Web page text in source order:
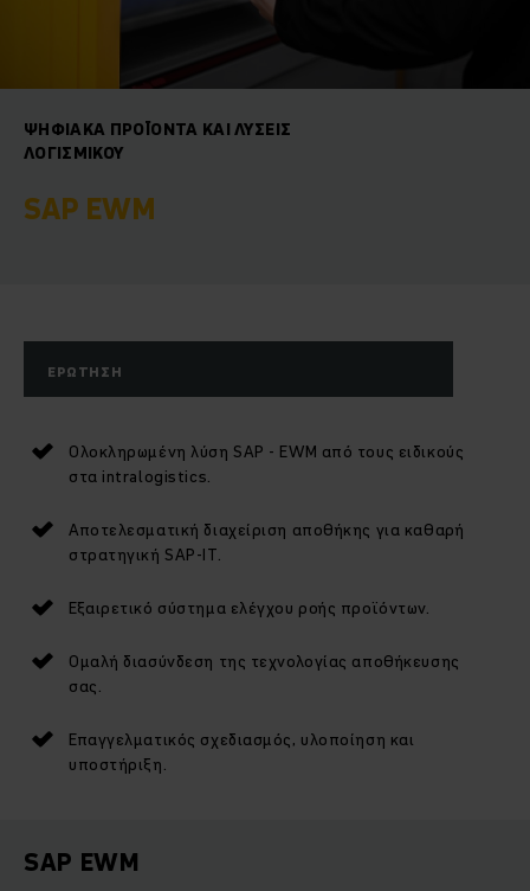
ΨΗΦΙΑΚΆ ΠΡΟΪΌΝΤΑ ΚΑΙ ΛΎΣΕΙΣ
ΛΟΓΙΣΜΙΚΟΎ
SAP EWM
ΕΡΏΤΗΣΗ
Ολοκληρωμένη λύση SAP - EWM από τους ειδικούς
στα intralogistics.
Αποτελεσματική διαχείριση αποθήκης για καθαρή
στρατηγική SAP-IT.
Εξαιρετικό σύστημα ελέγχου ροής προϊόντων.
Ομαλή διασύνδεση της τεχνολογίας αποθήκευσης
σας.
Επαγγελματικός σχεδιασμός, υλοποίηση και
υποστήριξη.
SAP EWM